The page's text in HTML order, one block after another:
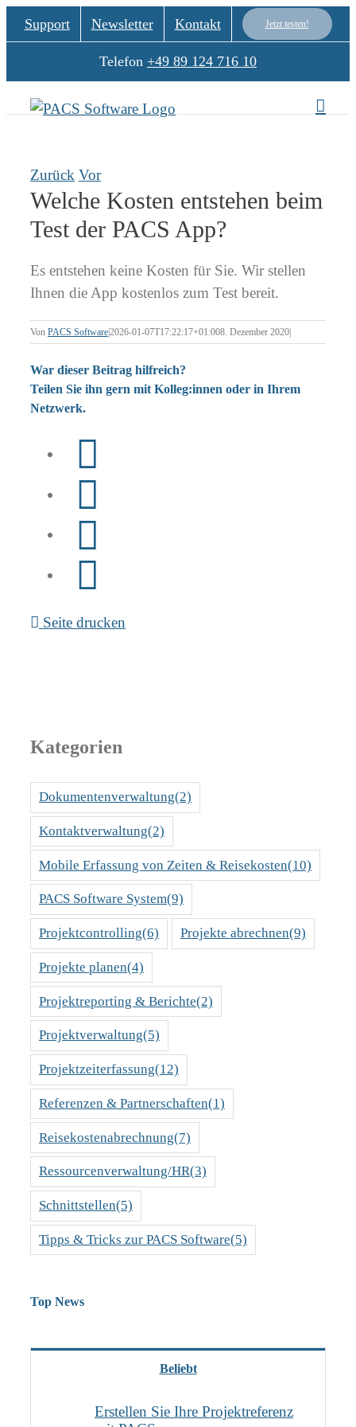
Zum
Inhalt
Support Newsletter Kontakt Jetzt testen!
Telefon +49 89 124 716 10
Zurück Vor
Welche Kosten entstehen beim
Test der PACS App?
Es entstehen keine Kosten für Sie. Wir stellen
Ihnen die App kostenlos zum Test bereit.
Von PACS Software|2026-01-07T17:22:17+01:008. Dezember 2020|
War dieser Beitrag hilfreich?
Teilen Sie ihn gern mit Kolleg:innen oder in Ihrem
Netzwerk.
Seite drucken
Kategorien
Dokumentenverwaltung(2)
Kontaktverwaltung(2)
Mobile Erfassung von Zeiten & Reisekosten(10)
PACS Software System(9)
Projektcontrolling(6) Projekte abrechnen(9)
Projekte planen(4)
Projektreporting & Berichte(2)
Projektverwaltung(5)
Projektzeiterfassung(12)
Referenzen & Partnerschaften(1)
Reisekostenabrechnung(7)
Ressourcenverwaltung/HR(3)
Schnittstellen(5)
Tipps & Tricks zur PACS Software(5)
Top News
Beliebt
Erstellen Sie Ihre Projektreferenz